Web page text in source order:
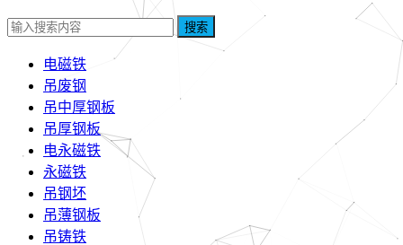
搜索
电磁铁
吊废钢
吊中厚钢板
吊厚钢板
电永磁铁
永磁铁
吊钢坯
吊薄钢板
吊铸铁